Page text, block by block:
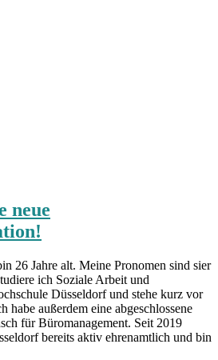
neue
26 Jahre alt. Meine Pronomen sind sier
ich Soziale Arbeit und
Düsseldorf und stehe kurz vor
habe außerdem eine abgeschlossene
für Büromanagement. Seit 2019
bereits aktiv ehrenamtlich und bin